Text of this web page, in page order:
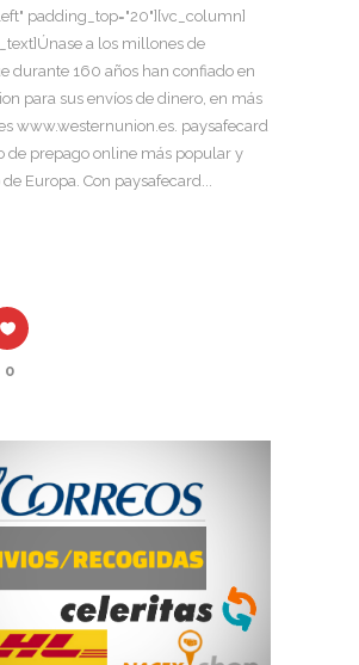
padding_top="20"][vc_column]
a los millones de
durante 160 años han confiado en
para sus envíos de dinero, en más
www.westernunion.es. paysafecard
de prepago online más popular y
Europa. Con paysafecard...
0